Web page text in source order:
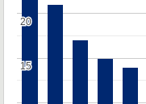
15
15
20
20